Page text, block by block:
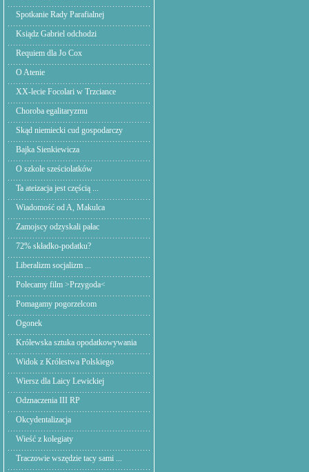
Spotkanie Rady Parafialnej
Ksiądz Gabriel odchodzi
Requiem dla Jo Cox
O Atenie
XX-lecie Focolari w Trzciance
Choroba egalitaryzmu
Skąd niemiecki cud gospodarczy
Bajka Sienkiewicza
O szkole sześciolatków
Ta ateizacja jest częścią ...
Wiadomość od A, Makulca
Zamojscy odzyskali pałac
72% składko-podatku?
Liberalizm socjalizm ...
Polecamy film >Przygoda<
Pomagamy pogorzelcom
Ogonek
Królewska sztuka opodatkowywania
Widok z Królestwa Polskiego
Wiersz dla Laicy Lewickiej
Odznaczenia III RP
Okcydentalizacja
Wieść z kolegiaty
Traczowie wszędzie tacy sami ...